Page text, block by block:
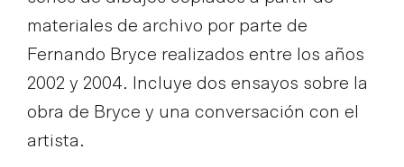
materiales de archivo por parte de
Fernando Bryce realizados entre los años
2002 y 2004. Incluye dos ensayos sobre la
obra de Bryce y una conversación con el
artista.